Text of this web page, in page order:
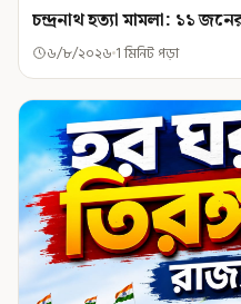
চন্দ্রনাথ হত্যা মামলা: ১১
৬/৮/২০২৬ 1 মিনিট পড়া